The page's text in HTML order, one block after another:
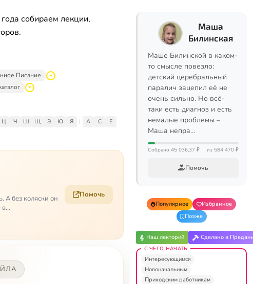
собираем лекции,
Писание
Ц Ч Ш Щ Э Ю Я | A C
E
А без коляски он
в
Помочь
Маша
Билинская
Маше Билинской в каком-
то смысле повезло:
детский церебральный
паралич зацепил её не
очень сильно. Но всё-
таки есть диагноз и есть
немалые проблемы –
Маша непра…
Собрано 45 036,37 ₽ из 584 470 ₽
Помочь
Популярное
Избранное
Позже
Наш лекторий Сделано в
С ЧЕГО НАЧАТЬ
Интересующимся
Новоначальным
Приходским работникам